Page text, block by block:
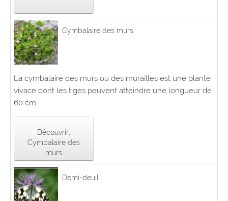
Cymbalaire des murs
La cymbalaire des murs ou des murailles est une plante
vivace dont les tiges peuvent atteindre une longueur de
60 cm.
Découvrir,
Cymbalaire des
murs
Demi-deuil